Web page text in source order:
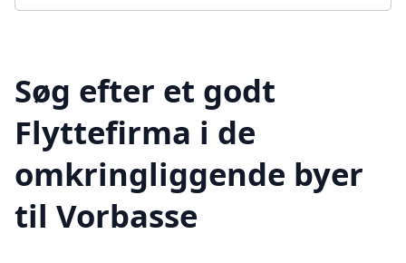
Søg efter et godt
Flyttefirma i de
omkringliggende byer
til Vorbasse